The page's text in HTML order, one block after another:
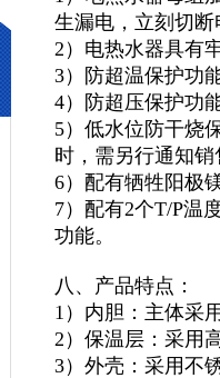
生漏电，立刻切
2）电热水器具有
3）防超温保护功
4）防超压保护功
5）低水位防干烧
时，需另行通知
6）配有牺牲阳极
7）配有2个T/P温
功能。
八、产品特点：
1）内胆：主体采
2）保温层：采用
3）外壳：采用不